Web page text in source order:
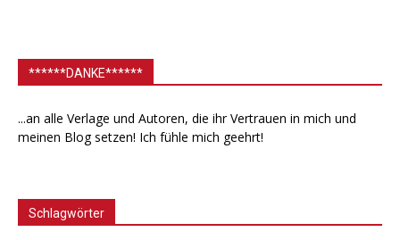
******DANKE******
...an alle Verlage und Autoren, die ihr Vertrauen in mich und
meinen Blog setzen! Ich fühle mich geehrt!
Schlagwörter